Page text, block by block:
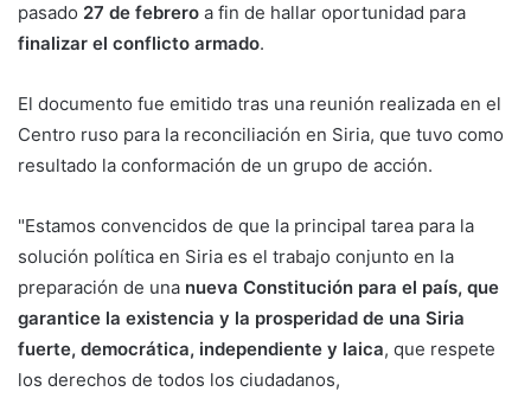
pasado 27 de febrero a fin de hallar oportunidad para
finalizar el conflicto armado.
El documento fue emitido tras una reunión realizada en el
Centro ruso para la reconciliación en Siria, que tuvo como
resultado la conformación de un grupo de acción.
"Estamos convencidos de que la principal tarea para la
solución política en Siria es el trabajo conjunto en la
preparación de una nueva Constitución para el país, que
garantice la existencia y la prosperidad de una Siria
fuerte, democrática, independiente y laica, que respete
los derechos de todos los ciudadanos,